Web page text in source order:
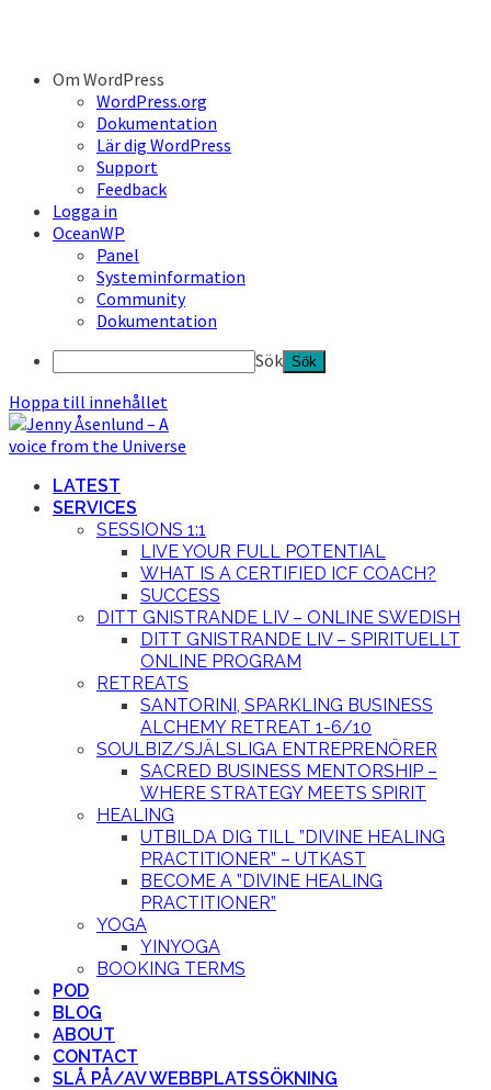
Om WordPress
WordPress.org
Dokumentation
Lär dig WordPress
Support
Feedback
Logga in
OceanWP
Panel
Systeminformation
Community
Dokumentation
Sök
Hoppa till innehållet
LATEST
SERVICES
SESSIONS 1:1
LIVE YOUR FULL POTENTIAL
WHAT IS A CERTIFIED ICF COACH?
SUCCESS
DITT GNISTRANDE LIV – ONLINE SWEDISH
DITT GNISTRANDE LIV – SPIRITUELLT
ONLINE PROGRAM
RETREATS
SANTORINI, SPARKLING BUSINESS
ALCHEMY RETREAT 1-6/10
SOULBIZ/SJÄLSLIGA ENTREPRENÖRER
SACRED BUSINESS MENTORSHIP –
WHERE STRATEGY MEETS SPIRIT
HEALING
UTBILDA DIG TILL ”DIVINE HEALING
PRACTITIONER” – UTKAST
BECOME A ”DIVINE HEALING
PRACTITIONER”
YOGA
YINYOGA
BOOKING TERMS
POD
BLOG
ABOUT
CONTACT
SLÅ PÅ/AV WEBBPLATSSÖKNING